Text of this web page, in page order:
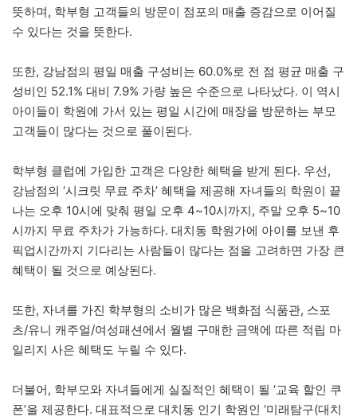
뜻하며, 학부형 고객들의 방문이 점포의 매출 증감으로 이어질
수 있다는 것을 뜻한다.
또한, 강남점의 평일 매출 구성비는 60.0%로 전 점 평균 매출 구
성비인 52.1% 대비 7.9% 가량 높은 수준으로 나타났다. 이 역시
아이들이 학원에 가서 있는 평일 시간에 매장을 방문하는 부모
고객들이 많다는 것으로 풀이된다.
학부형 클럽에 가입한 고객은 다양한 혜택을 받게 된다. 우선,
강남점의 ‘시크릿 무료 주차’ 혜택을 제공해 자녀들의 학원이 끝
나는 오후 10시에 맞춰 평일 오후 4~10시까지, 주말 오후 5~10
시까지 무료 주차가 가능하다. 대치동 학원가에 아이를 보낸 후
픽업시간까지 기다리는 사람들이 많다는 점을 고려하면 가장 큰
혜택이 될 것으로 예상된다.
또한, 자녀를 가진 학부형의 소비가 많은 백화점 식품관, 스포
츠/유니 캐주얼/여성패션에서 월별 구매한 금액에 따른 적립 마
일리지 사은 혜택도 누릴 수 있다.
더불어, 학부모와 자녀들에게 실질적인 혜택이 될 ‘교육 할인 쿠
폰’을 제공한다. 대표적으로 대치동 인기 학원인 ‘미래탐구(대치